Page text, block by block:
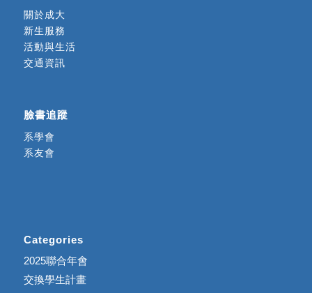
關於成大
新生服務
活動與生活
交通資訊
臉書追蹤
系學會
系友會
Categories
2025聯合年會
交換學生計畫